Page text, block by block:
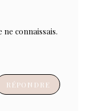
connaissais.
RÉPONDRE